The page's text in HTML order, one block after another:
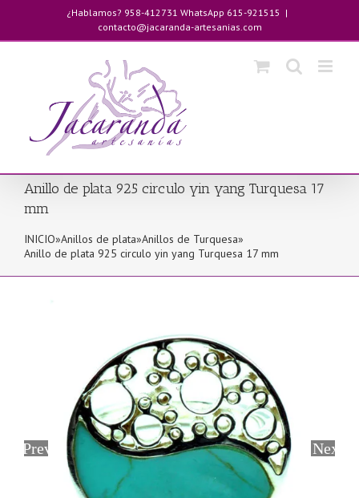
contenido
¿Hablamos? 958-412731 WhatsApp 615-921515 |
contacto@jacaranda-artesanias.com
Anillo de plata 925 circulo yin yang Turquesa 17
mm
INICIO»Anillos de plata»Anillos de Turquesa»
Anillo de plata 925 circulo yin yang Turquesa 17 mm
Previous Next